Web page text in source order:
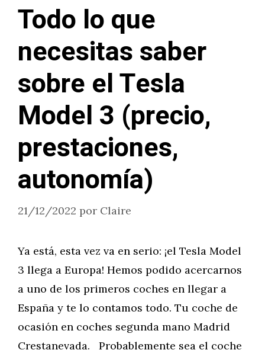
Todo lo que
necesitas saber
sobre el Tesla
Model 3 (precio,
prestaciones,
autonomía)
21/12/2022 por Claire
Ya está, esta vez va en serio: ¡el Tesla Model
3 llega a Europa! Hemos podido acercarnos
a uno de los primeros coches en llegar a
España y te lo contamos todo. Tu coche de
ocasión en coches segunda mano Madrid
Crestanevada. Probablemente sea el coche